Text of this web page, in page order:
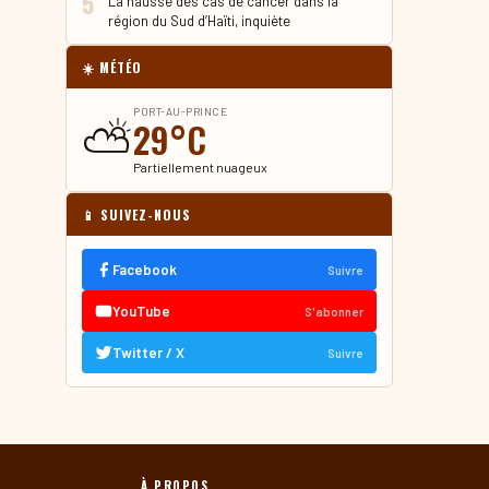
région du Sud d’Haïti, inquiète
☀️ MÉTÉO
⛅ PORT-AU-PRINCE
29°C
Partiellement nuageux
📱 SUIVEZ-NOUS
Facebook Suivre
YouTube S'abonner
Twitter / X Suivre